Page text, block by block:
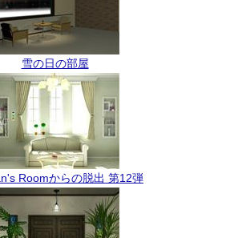
雪の日の部屋
Roomからの脱出 第12弾